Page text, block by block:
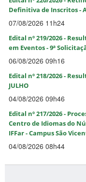
Definitiva de Inscritos -
07/08/2026 11h24
Edital nº 219/2026 -
em Eventos - 9ª
06/08/2026 09h16
Edital nº 218/2026 -
JULHO
04/08/2026 09h46
Edital nº 217/2026 -
Centro de Idiomas do
IFFar - Campus São
04/08/2026 08h44